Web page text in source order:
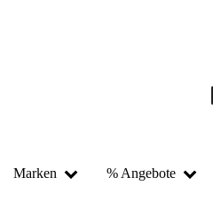
Marken % Angebote